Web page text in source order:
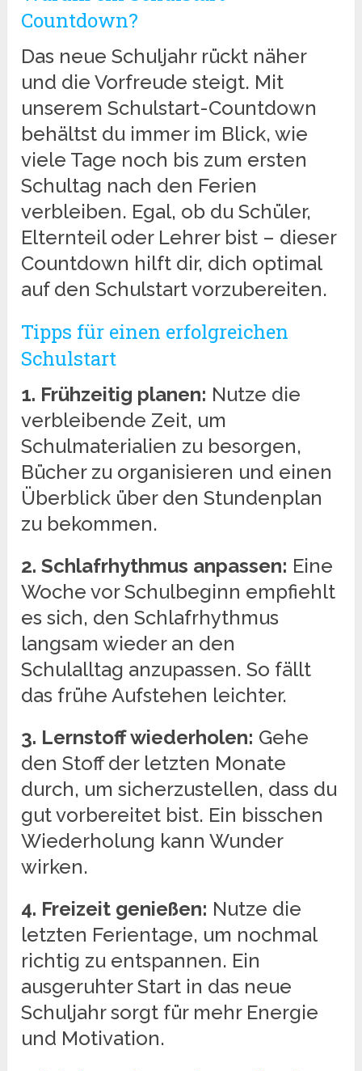
Countdown?
Das neue Schuljahr rückt näher
und die Vorfreude steigt. Mit
unserem Schulstart-Countdown
behältst du immer im Blick, wie
viele Tage noch bis zum ersten
Schultag nach den Ferien
verbleiben. Egal, ob du Schüler,
Elternteil oder Lehrer bist – dieser
Countdown hilft dir, dich optimal
auf den Schulstart vorzubereiten.
Tipps für einen erfolgreichen
Schulstart
1. Frühzeitig planen: Nutze die
verbleibende Zeit, um
Schulmaterialien zu besorgen,
Bücher zu organisieren und einen
Überblick über den Stundenplan
zu bekommen.
2. Schlafrhythmus anpassen: Eine
Woche vor Schulbeginn empfiehlt
es sich, den Schlafrhythmus
langsam wieder an den
Schulalltag anzupassen. So fällt
das frühe Aufstehen leichter.
3. Lernstoff wiederholen: Gehe
den Stoff der letzten Monate
durch, um sicherzustellen, dass du
gut vorbereitet bist. Ein bisschen
Wiederholung kann Wunder
wirken.
4. Freizeit genießen: Nutze die
letzten Ferientage, um nochmal
richtig zu entspannen. Ein
ausgeruhter Start in das neue
Schuljahr sorgt für mehr Energie
und Motivation.